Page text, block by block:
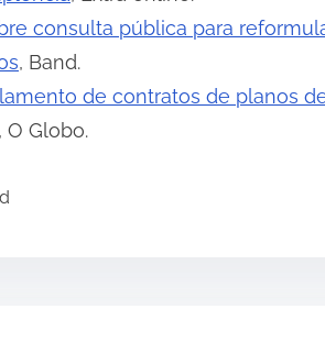
consulta pública para
, Band.
de contratos de planos
, O Globo.